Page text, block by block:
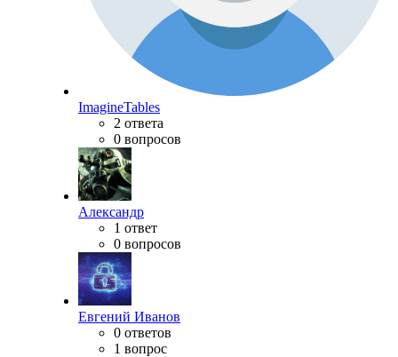
ImagineTables
2 ответа
0 вопросов
Александр
1 ответ
0 вопросов
Евгений Иванов
0 ответов
1 вопрос